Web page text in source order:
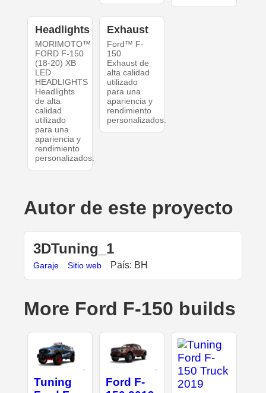
Headlights
MORIMOTO™
FORD F-150
(18-20) XB
LED
HEADLIGHTS
Headlights
de alta
calidad
utilizado
para una
apariencia y
rendimiento
personalizados.
Exhaust
Ford™ F-
150
Exhaust de
alta calidad
utilizado
para una
apariencia y
rendimiento
personalizados.
Autor de este proyecto
3DTuning_1
Garaje Sitio web País: BH
More Ford F-150 builds
Tuning
Ford F-